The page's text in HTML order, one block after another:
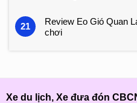
21
Review Eo Gió Quan
chơi
Xe du lịch, Xe đưa đón